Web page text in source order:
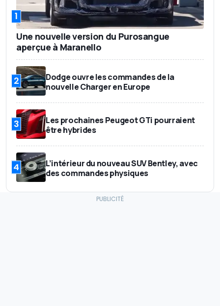
1
Une nouvelle version du Purosangue
aperçue à Maranello
2
Dodge ouvre les commandes de la
nouvelle Charger en Europe
3
Les prochaines Peugeot GTi pourraient
être hybrides
4
L’intérieur du nouveau SUV Bentley, avec
des commandes physiques